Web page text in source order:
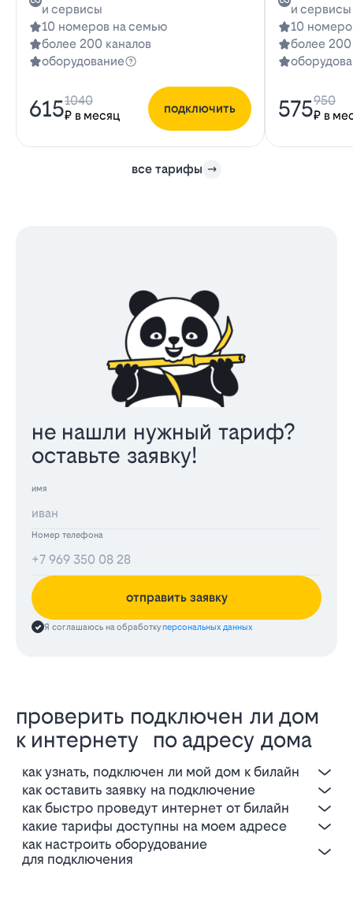
и сервисы
10 номеров на семью
более 200 каналов
оборудование
615₽ в месяц
1040
подключить
и сервисы
10
более 200
575₽ в
950
все тарифы
не нашли нужный тариф?
оставьте заявку!
имя
Номер телефона
отправить заявку
Я соглашаюсь на обработкуперсональных данных
проверить подключен ли дом
к интернету по адресу дома
как узнать, подключен ли мой дом к билайн
как оставить заявку на подключение
как быстро проведут интернет от билайн
какие тарифы доступны на моем адресе
как настроить оборудование
для подключения